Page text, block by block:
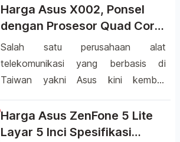
sangat terkenal dengan beberapa
produknya seperti Laptop, […]
berasal dari negara Taiwan tersebut
kini semakin gencar dalam
yang akan mewarnai pasar dunia
gadget. Jika beberapa bulan yang lalu
Asus mendatangkan produk yang
masyarakat dengan nama Asus […]
Harga Asus X002, Ponsel
dengan Prosesor Quad Core
64 bit
Salah satu perusahaan alat
telekomunikasi yang berbasis di
Taiwan yakni Asus kini kembali
rancangan terbarunya. Jika
sebelumnya Asus dikenal dengan
Harga Asus ZenFone 5 Lite
Layar 5 Inci Spesifikasi